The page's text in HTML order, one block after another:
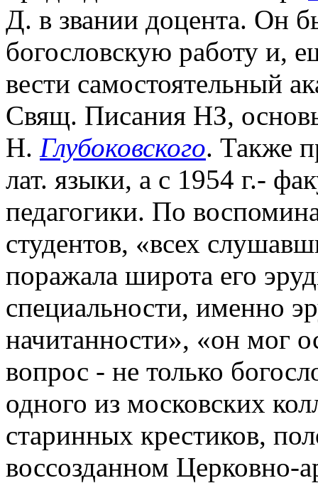
Д. в звании доцента. Он
богословскую работу и,
вести самостоятельный
Свящ. Писания НЗ,
Н. Глубоковского. Также
лат. языки, а с 1954 г.-
педагогики. По
студентов, «всех
поражала широта его
специальности, именно
начитанности», «он мог
вопрос - не только
одного из московских
старинных крестиков,
воссозданном Церковно-